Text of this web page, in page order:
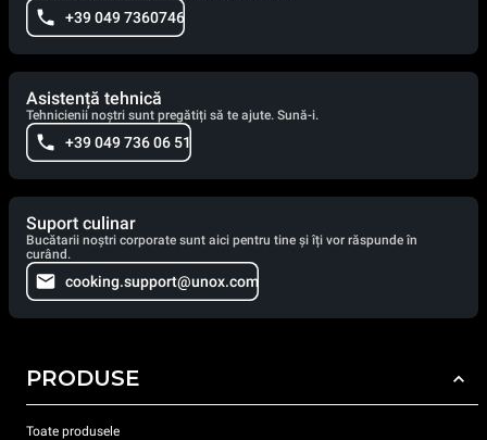
+39 049 7360746
Asistență tehnică
Tehnicienii noștri sunt pregătiți să te ajute. Sună-i.
+39 049 736 06 51
Suport culinar
Bucătarii noștri corporate sunt aici pentru tine și îți vor răspunde în
curând.
cooking.support@unox.com
PRODUSE
Toate produsele